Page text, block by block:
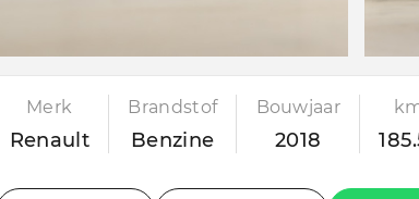
Merk
Renault
Brandstof
Benzine
Bouwjaar
2018